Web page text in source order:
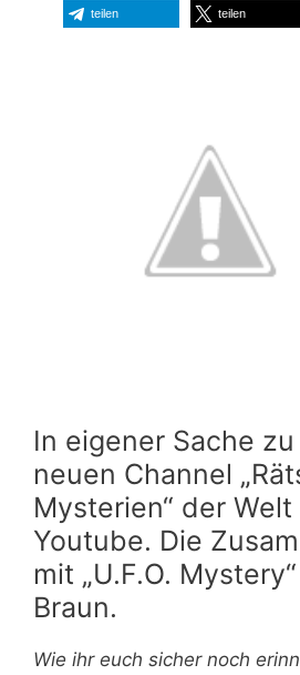
teilen teilen
In eigener Sache
neuen Channel
Mysterien“ der Welt
Youtube. Die
mit „U.F.O.
Braun.
Wie ihr euch sicher noch